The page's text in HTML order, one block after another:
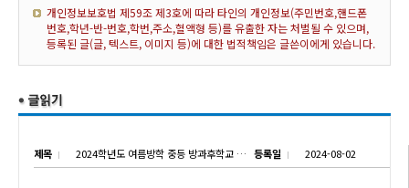
개인정보보호법 제59조 제3호에 따라 타인의 개인정보(주민번호,핸드폰
번호,학년-반-번호,학번,주소,혈액형 등)를 유출한 자는 처벌될 수 있으며,
등록된 글(글, 텍스트, 이미지 등)에 대한 법적책임은 글쓴이에게 있습니다.
제목 2024학년도 여름방학 중등 방과후학교 만족도 조사 실시 안내 등록일 2024-08-02